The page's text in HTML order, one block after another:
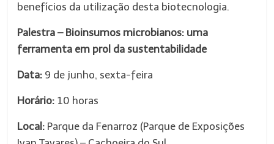
benefícios da utilização desta biotecnologia.
Palestra – Bioinsumos microbianos: uma
ferramenta em prol da sustentabilidade
Data: 9 de junho, sexta-feira
Horário: 10 horas
Local: Parque da Fenarroz (Parque de Exposições